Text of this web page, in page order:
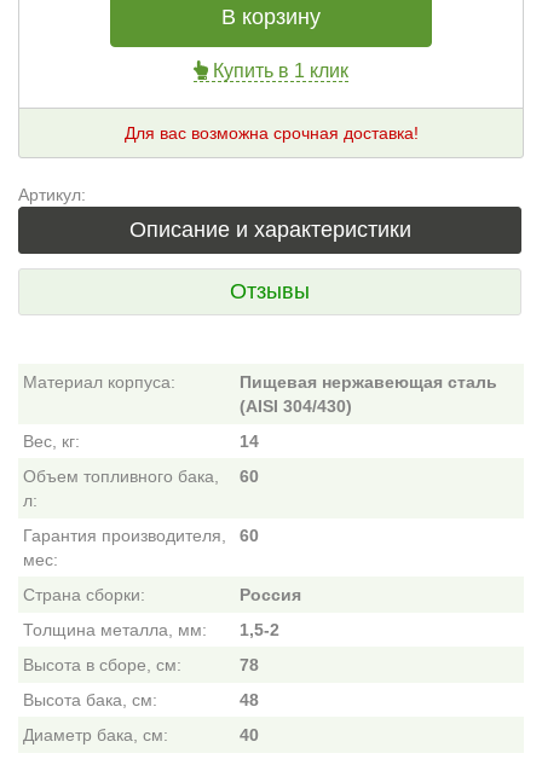
В корзину
Купить в 1 клик
Для вас возможна срочная доставка!
Артикул:
Описание и характеристики
Отзывы
Материал корпуса:
Пищевая нержавеющая сталь
(AISI 304/430)
Вес, кг:
14
Объем топливного бака,
л:
60
Гарантия производителя,
мес:
60
Страна сборки:
Россия
Толщина металла, мм:
1,5-2
Высота в сборе, см:
78
Высота бака, см:
48
Диаметр бака, см:
40